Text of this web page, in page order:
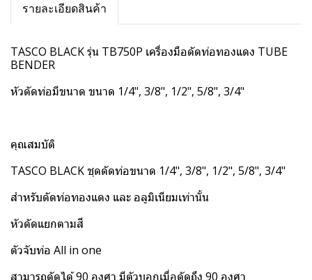
รายละเอียดสินค้า
TASCO BLACK รุ่น TB750P เครื่องมือดัดท่อทองแดง TUBE
BENDER
หัวดัดท่อมีขนาด ขนาด 1/4", 3/8", 1/2", 5/8", 3/4"
คุณสมบัติ
TASCO BLACK ชุดดัดท่อขนาด 1/4", 3/8", 1/2", 5/8", 3/4"
สำหรับดัดท่อทองแดง และ อลูมิเนียมเท่านั้น
หัวดัดแยกตามสี
ตัวจับท่อ All in one
สามารถดัดได้ 90 องศา มีตัวบอกเมื่อดัดถึง 90 องศา